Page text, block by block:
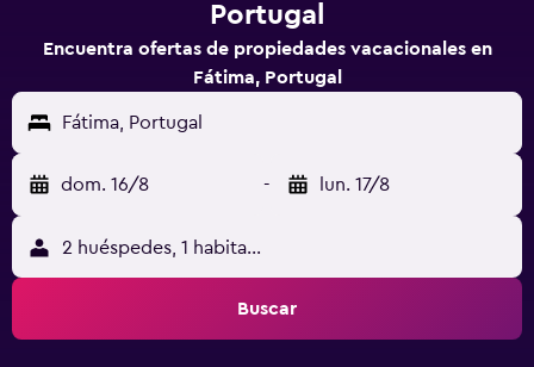
Portugal
Encuentra ofertas de propiedades vacacionales en
Fátima, Portugal
Fátima, Portugal
dom. 16/8 - lun. 17/8
2 huéspedes, 1 habitación
Buscar